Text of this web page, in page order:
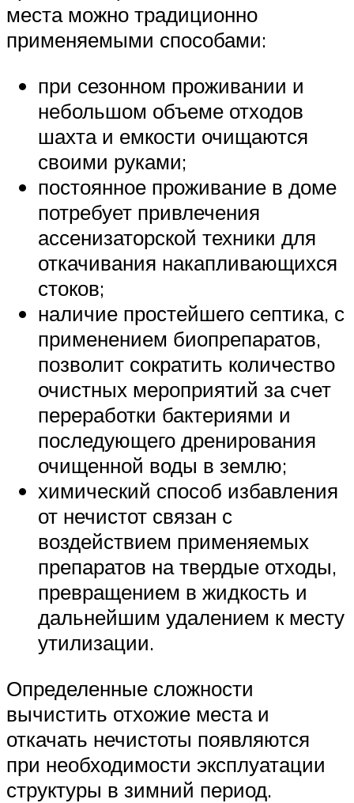
места можно традиционно
применяемыми способами:
при сезонном проживании и
небольшом объеме отходов
шахта и емкости очищаются
своими руками;
постоянное проживание в доме
потребует привлечения
ассенизаторской техники для
откачивания накапливающихся
стоков;
наличие простейшего септика, с
применением биопрепаратов,
позволит сократить количество
очистных мероприятий за счет
переработки бактериями и
последующего дренирования
очищенной воды в землю;
химический способ избавления
от нечистот связан с
воздействием применяемых
препаратов на твердые отходы,
превращением в жидкость и
дальнейшим удалением к месту
утилизации.
Определенные сложности
вычистить отхожие места и
откачать нечистоты появляются
при необходимости эксплуатации
структуры в зимний период.